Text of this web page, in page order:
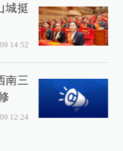
城挺
14:52
南三
12:24